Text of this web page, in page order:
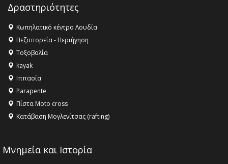
Δραστηριότητες
Κωπηλατικό κέντρο Λουδία
Πεζοπορεία - Περιήγηση
Τοξοβολία
kayak
Ιππασία
Parapente
Πίστα Moto cross
Κατάβαση Μογλενίτσας (rafting)
Μνημεία και Ιστορία